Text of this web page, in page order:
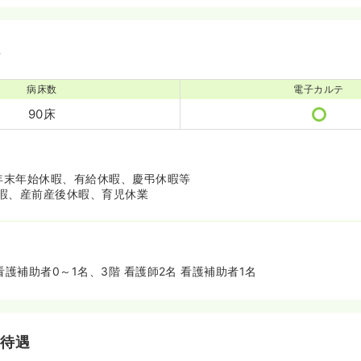
病床数
90床
電子カルテ
年始休暇、有給休暇、慶弔休暇等
、産前産後休暇、育児休業
護補助者0～1名、3階 看護師2名 看護補助者1名
遇